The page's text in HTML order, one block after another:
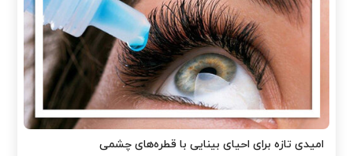
امیدی تازه برای احیای بینایی با قطره‌های چشمی